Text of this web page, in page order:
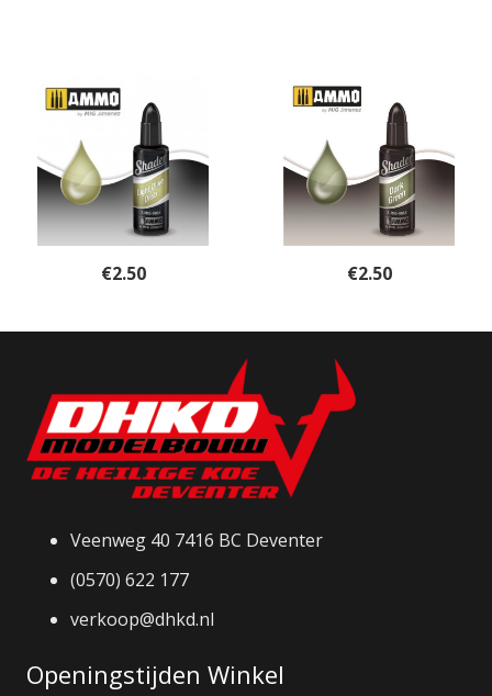
€2.50 €2.50
Veenweg 40 7416 BC Deventer
(0570) 622 177
verkoop@dhkd.nl
Openingstijden Winkel